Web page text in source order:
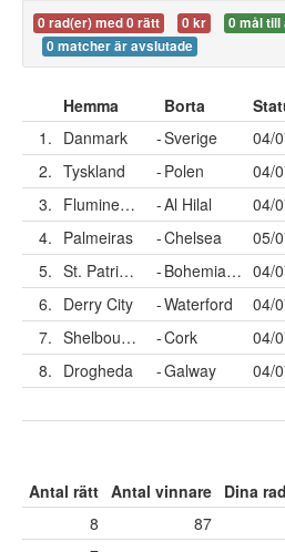
0 rad(er) med 0 rätt 0 kr 0 mål till
0 matcher är avslutade
Hemma Borta
1. Danmark -Sverige
2. Tyskland -Polen
3.
Fluminense -Al Hilal
4. Palmeiras -Chelsea
5.
St. Patricks - Bohemians
6. Derry City -Waterford
7.
Shelbourne -Cork
8. Drogheda -Galway
Antal rätt Antal vinnare Dina
8
87